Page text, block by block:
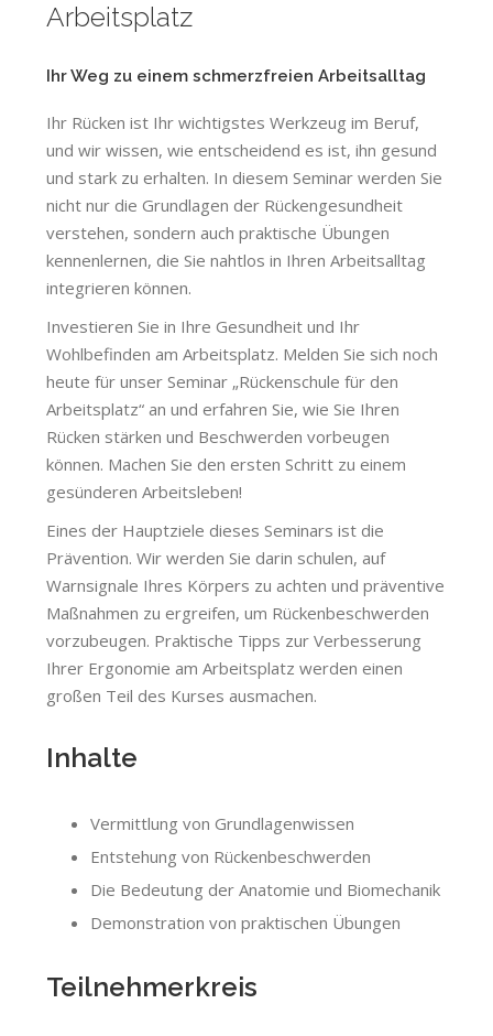
Arbeitsplatz
Ihr Weg zu einem schmerzfreien Arbeitsalltag
Ihr Rücken ist Ihr wichtigstes Werkzeug im Beruf,
und wir wissen, wie entscheidend es ist, ihn gesund
und stark zu erhalten. In diesem Seminar werden Sie
nicht nur die Grundlagen der Rückengesundheit
verstehen, sondern auch praktische Übungen
kennenlernen, die Sie nahtlos in Ihren Arbeitsalltag
integrieren können.
Investieren Sie in Ihre Gesundheit und Ihr
Wohlbefinden am Arbeitsplatz. Melden Sie sich noch
heute für unser Seminar „Rückenschule für den
Arbeitsplatz“ an und erfahren Sie, wie Sie Ihren
Rücken stärken und Beschwerden vorbeugen
können. Machen Sie den ersten Schritt zu einem
gesünderen Arbeitsleben!
Eines der Hauptziele dieses Seminars ist die
Prävention. Wir werden Sie darin schulen, auf
Warnsignale Ihres Körpers zu achten und präventive
Maßnahmen zu ergreifen, um Rückenbeschwerden
vorzubeugen. Praktische Tipps zur Verbesserung
Ihrer Ergonomie am Arbeitsplatz werden einen
großen Teil des Kurses ausmachen.
Inhalte
Vermittlung von Grundlagenwissen
Entstehung von Rückenbeschwerden
Die Bedeutung der Anatomie und Biomechanik
Demonstration von praktischen Übungen
Teilnehmerkreis